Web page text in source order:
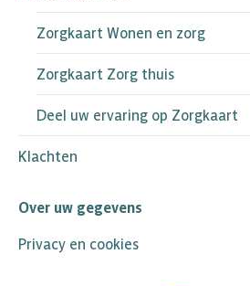
Zorgkaart Wonen en zorg
Zorgkaart Zorg thuis
Deel uw ervaring op Zorgkaart
Klachten
Over uw gegevens
Privacy en cookies